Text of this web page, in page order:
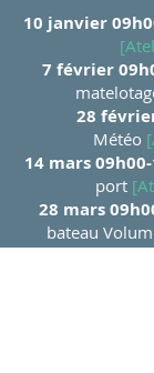
​10 janvier
7 février
28
Météo
14 mars
port
28 mars
bateau